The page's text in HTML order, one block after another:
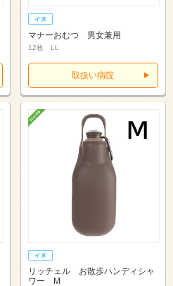
マナーおむつ 男女兼用
12枚 LL
取扱い病院
リッチェル お散歩ハンディシャ
ワー M